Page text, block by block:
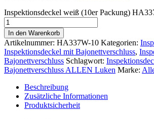
Inspektionsdeckel weiß (10er Packung)
In den Warenkorb
Artikelnummer: HA337W-10 Kategorien:
Inspektionsdeckel mit Bajonettverschluss,
Bajonettverschluss Schlagwort:
Bajonettverschluss ALLEN Luken Marke:
Beschreibung
Zusätzliche Informationen
Produktsicherheit